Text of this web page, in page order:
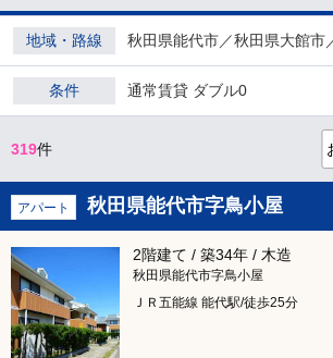
地域・路線
条件 通常賃貸 ダブル0
319件
アパート 秋田県能代市字鳥小屋
2階建て / 築34年 / 木造
秋田県能代市字鳥小屋
ＪＲ五能線 能代駅/徒歩25分
宮城県
仙台市
仙台市全てチェック
青葉区 （15）
宮城野区（1,944）
希望条件を指定する
プラン選択
賃貸物件
家賃
～
× 閉じる